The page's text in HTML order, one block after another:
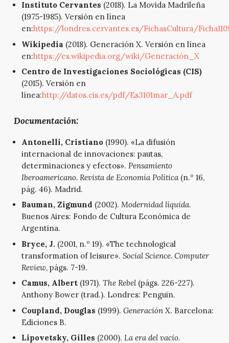
Instituto Cervantes (2018). La Movida Madrileña
(1975-1985). Versión en línea
en:https://londres.cervantes.es/FichasCultura/
Wikipedia (2018). Generación X. Versión en línea
en:https://es.wikipedia.org/wiki/Generación_X
Centro de Investigaciones Sociológicas (CIS)
(2015). Versión en
línea:http://datos.cis.es/pdf/Es3101mar_A.pdf
Documentación:
Antonelli, Cristiano (1990). «La difusión
internacional de innovaciones: pautas,
determinaciones y efectos». Pensamiento
Iberoamericano. Revista de Economía Política(n.º 16,
pág. 46). Madrid.
Bauman, Zigmund (2002). Modernidad líquida.
Buenos Aires: Fondo de Cultura Económica de
Argentina.
Bryce, J. (2001, n.º 19). «The technological
transformation of leisure». Social Science. Computer
Review, págs. 7-19.
Camus, Albert(1971). The Rebel(págs. 226-227).
Anthony Bower (trad.). Londres: Penguin.
Coupland, Douglas (1999). Generación X. Barcelona:
Ediciones B.
Lipovetsky, Gilles (2000). La era del vacío.